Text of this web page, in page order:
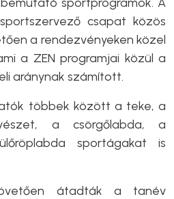
csapat közös
a rendezvényeken közel
a ZEN programjai közül a
aránynak számított.
többek között a teke, a
a csörgőlabda, a
sportágakat is
átadták a tanév